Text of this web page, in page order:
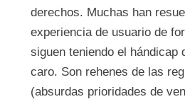
derechos. Muchas han
experiencia de usuario de
siguen teniendo el hándicap
caro. Son rehenes de las
(absurdas prioridades de